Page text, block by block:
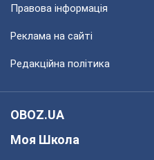
Правова інформація
Реклама на сайті
Редакційна політика
OBOZ.UA
Моя Школа